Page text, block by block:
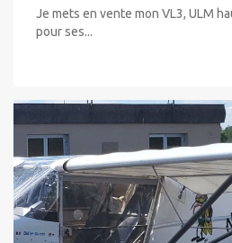
Je mets en vente mon VL3, ULM
pour ses...